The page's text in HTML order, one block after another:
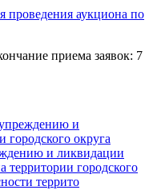
проведения аукциона по
приема заявок: 7
и
округа
и ликвидации
территории городского
террито